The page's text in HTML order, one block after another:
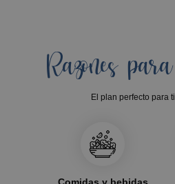
Razones
El plan perfecto para